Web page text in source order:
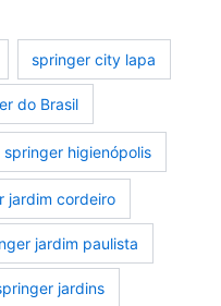
springer city lapa
do Brasil
springer higienópolis
jardim cordeiro
jardim paulista
jardins